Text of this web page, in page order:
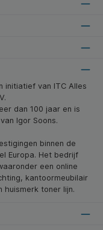
initiatief van ITC Alles
dan 100 jaar en is
Igor Soons.
binnen de
Europa. Het bedrijf
een online
kantoormeubilair
huismerk toner lijn.